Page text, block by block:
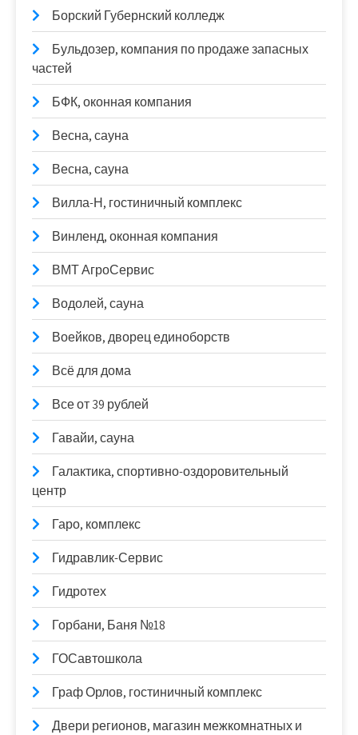
Борский Губернский колледж
Бульдозер, компания по продаже запасных
частей
БФК, оконная компания
Весна, сауна
Весна, сауна
Вилла-Н, гостиничный комплекс
Винленд, оконная компания
ВМТ АгроСервис
Водолей, сауна
Воейков, дворец единоборств
Всё для дома
Все от 39 рублей
Гавайи, сауна
Галактика, спортивно-оздоровительный
центр
Гаро, комплекс
Гидравлик-Сервис
Гидротех
Горбани, Баня №18
ГОСавтошкола
Граф Орлов, гостиничный комплекс
Двери регионов, магазин межкомнатных и